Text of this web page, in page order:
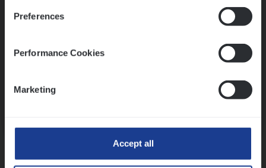
Preferences
Performance Cookies
Marketing
Accept all